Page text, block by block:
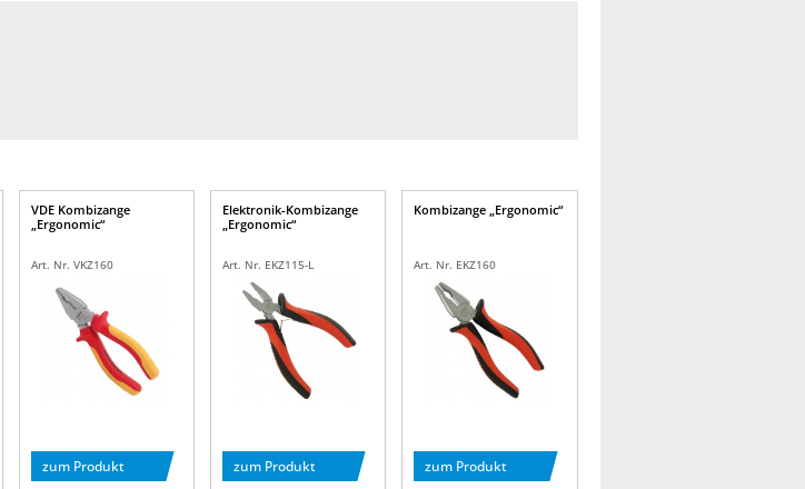
VDE Kombizange
„Ergonomic“
Art. Nr. VKZ160
zum Produkt
Elektronik-Kombizange
„Ergonomic“
Art. Nr. EKZ115-L
zum Produkt
Kombizange „Ergonomic“
Art. Nr. EKZ160
zum Produkt